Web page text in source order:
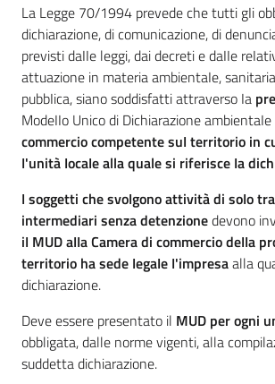
La Legge 70/1994 prevede che tutti gIi
dichiarazione, di comunicazione, di
previsti daIIe leggi, dai decreti e daIIe
attuazione in materia ambientaIe,
pubbIica, siano soddisfatti attraverso Ia
ModeIIo Unico di Dichiarazione ambientaIe
commercio competente suI territorio in
I'unità IocaIe alla quale si riferisce Ia
I soggetti che svoIgono attività di soIo
intermediari senza detenzionedevono
iI MUD aIIa Camera di commercio deIIa
territorio ha sede IegaIe I'impresaalla
dichiarazione.
Deve essere presentato il MUD per ogni
obbligata, dalle norme vigenti, alla
suddetta dichiarazione.